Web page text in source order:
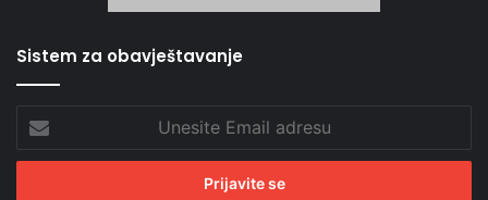
Sistem za obavještavanje
Email
adresu